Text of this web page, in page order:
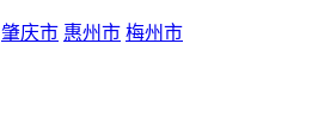
肇庆市 惠州市 梅州市